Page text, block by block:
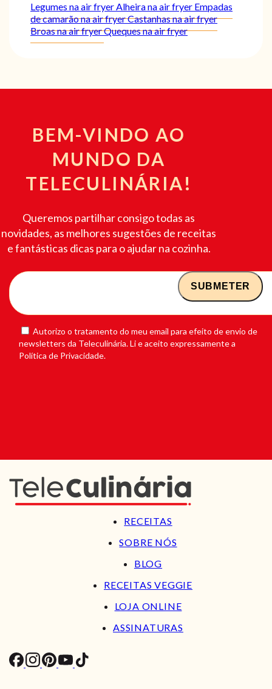
Legumes na air fryerAlheira na air fryer Empadas
de camarão na air fryerCastanhas na air fryer
Broas na air fryerQueques na air fryer
BEM-VINDO AO
MUNDO DA
TELECULINÁRIA!
Queremos partilhar consigo todas as
novidades, as melhores sugestões de receitas
e fantásticas dicas para o ajudar na cozinha.
Autorizo o tratamento do meu email para efeito de envio de
newsletters da Teleculinária. Li e aceito expressamente a
Política de Privacidade.
RECEITAS
SOBRE NÓS
BLOG
RECEITAS VEGGIE
LOJA ONLINE
ASSINATURAS